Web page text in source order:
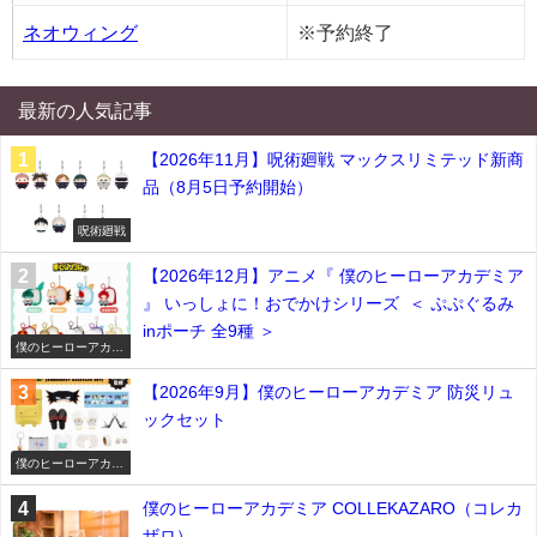
ネオウィング ※予約終了
最新の人気記事
呪術廻戦
【2026年11月】呪術廻戦 マックスリミテッド新商
品（8月5日予約開始）
僕のヒーローアカデ
【2026年12月】アニメ『 僕のヒーローアカデミア
』 いっしょに！おでかけシリーズ ＜ ぷぷぐるみ
inポーチ 全9種 ＞
僕のヒーローアカデ
【2026年9月】僕のヒーローアカデミア 防災リュ
ックセット
僕のヒーローアカデミア COLLEKAZARO（コレカ